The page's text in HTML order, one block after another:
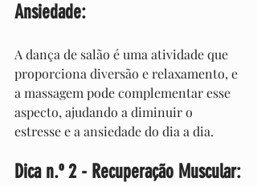
Ansiedade:
A dança de salão é uma atividade que
proporciona diversão e relaxamento, e
a massagem pode complementar esse
aspecto, ajudando a diminuir o
estresse e a ansiedade do dia a dia.
Dica n.º 2 - Recuperação Muscular: